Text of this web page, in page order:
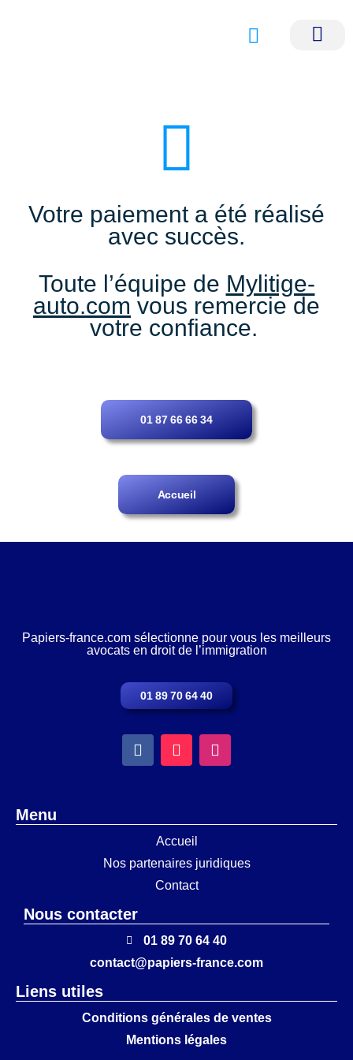
Votre paiement a été réalisé
avec succès.
Toute l’équipe de Mylitige-
auto.com vous remercie de
votre confiance.
01 87 66 66 34
Accueil
Papiers-france.com sélectionne pour vous les meilleurs
avocats en droit de l’immigration
01 89 70 64 40
Menu
Accueil
Nos partenaires juridiques
Contact
Nous contacter
01 89 70 64 40
contact@papiers-france.com
Liens utiles
Conditions générales de ventes
Mentions légales